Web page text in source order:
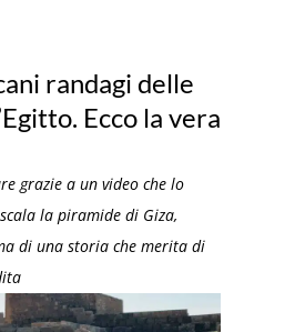
randagi delle
Ecco la vera
grazie a un video che lo
la piramide di Giza,
di una storia che merita di